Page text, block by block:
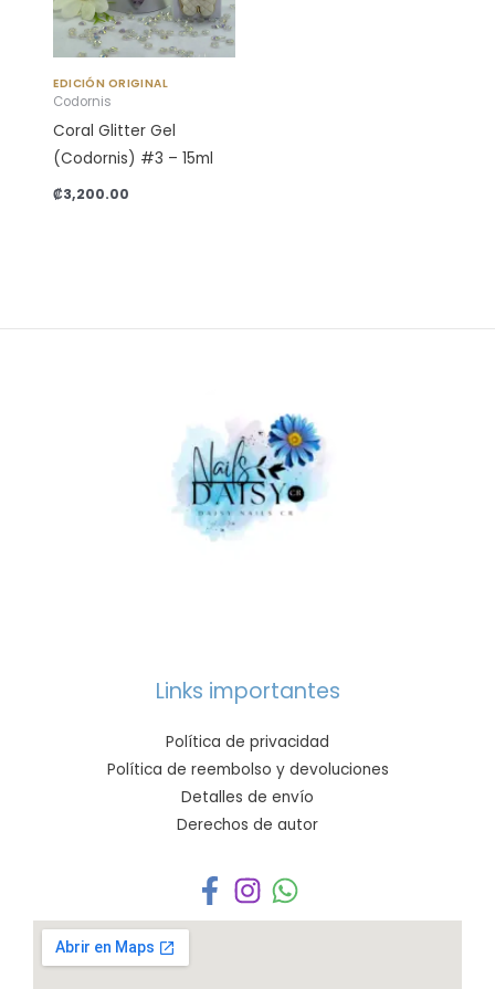
EDICIÓN ORIGINAL
Codornis
Coral Glitter Gel
(Codornis) #3 – 15ml
₡3,200.00
Links importantes
Política de privacidad
Política de reembolso y devoluciones
Detalles de envío
Derechos de autor